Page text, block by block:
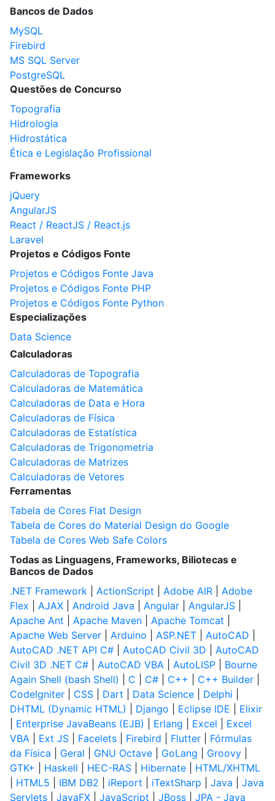
Bancos de Dados
MySQL
Firebird
MS SQL Server
PostgreSQL
Questões de Concurso
Topografia
Hidrologia
Hidrostática
Ética e Legislação Profissional
Frameworks
jQuery
AngularJS
React / ReactJS / React.js
Laravel
Projetos e Códigos Fonte
Projetos e Códigos Fonte Java
Projetos e Códigos Fonte PHP
Projetos e Códigos Fonte Python
Especializações
Data Science
Calculadoras
Calculadoras de Topografia
Calculadoras de Matemática
Calculadoras de Data e Hora
Calculadoras de Física
Calculadoras de Estatística
Calculadoras de Trigonometria
Calculadoras de Matrizes
Calculadoras de Vetores
Ferramentas
Tabela de Cores Flat Design
Tabela de Cores do Material Design do Google
Tabela de Cores Web Safe Colors
Todas as Linguagens, Frameworks, Biliotecas e
Bancos de Dados
.NET Framework
ActionScript Adobe AIR
Adobe
Flex
AJAX Android Java Angular AngularJS
Apache Ant
Apache Maven Apache Tomcat
Apache Web Server
Arduino ASP.NET AutoCAD
AutoCAD .NET API C#
AutoCAD Civil 3D
AutoCAD
Civil 3D .NET C#
AutoCAD VBA AutoLISP
Bourne
Again Shell (bash Shell)
C C# C++ C++ Builder
CodeIgniter
CSS Dart Data Science Delphi
DHTML (Dynamic HTML)
Django Eclipse IDE
Elixir
Enterprise JavaBeans (EJB) Erlang Excel
Excel
VBA
Ext JS Facelets Firebird Flutter
Fórmulas
da Física
Geral GNU Octave GoLang Groovy
GTK+
Haskell HEC-RAS Hibernate
HTML/XHTML
HTML5 IBM DB2 iReport iTextSharp Java
Java
Servlets
JavaFX JavaScript JBoss JPA - Java